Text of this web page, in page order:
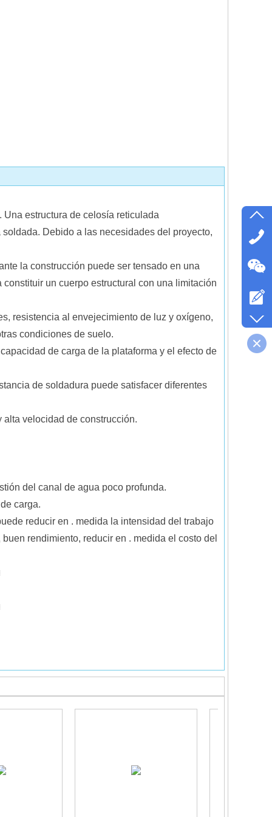
estructura de celosía reticulada
Debido a las necesidades del proyecto,
la construcción puede ser tensado en una
un cuerpo estructural con una limitación
resistencia al envejecimiento de luz y oxígeno,
condiciones de suelo.
de carga de la plataforma y el efecto de
de soldadura puede satisfacer diferentes
velocidad de construcción.
del canal de agua poco profunda.
carga.
reducir en . medida la intensidad del trabajo
rendimiento, reducir en . medida el costo del